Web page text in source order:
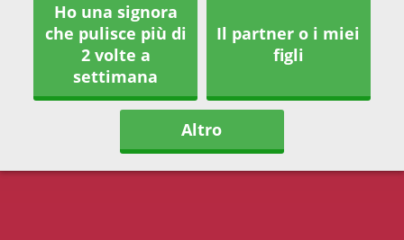
Ho una signora
che pulisce più di
2 volte a
settimana
Il partner o i miei
figli
Altro